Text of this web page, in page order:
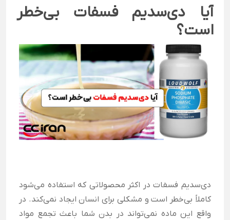
آیا دی‌سدیم فسفات بی‌خطر
است؟
دی‌سدیم فسفات در اکثر محصولاتی که استفاده می‌شود
کاملاً بی‌خطر است و مشکلی برای انسان ایجاد نمی‌کند. در
واقع این ماده نمی‌تواند در بدن شما باعث تجمع مواد